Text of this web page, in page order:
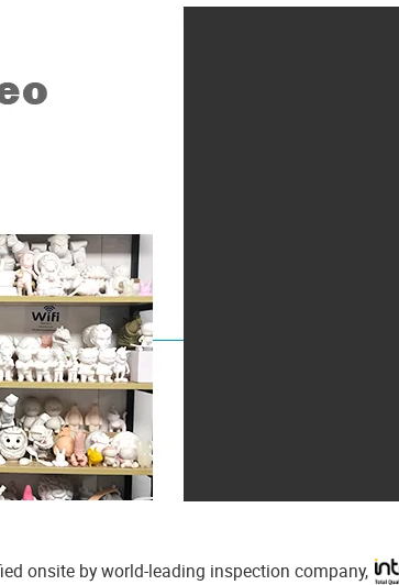
onsite by world-leading inspection company,